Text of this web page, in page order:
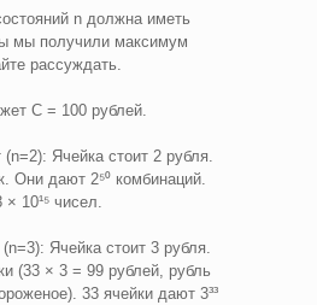
n должна иметь
мы получили максимум
рассуждать.
С = 100 рублей.
Ячейка стоит 2 рубля.
Они дают 2⁵⁰ комбинаций.
10¹⁵ чисел.
Ячейка стоит 3 рубля.
(33 × 3 = 99 рублей, рубль
33 ячейки дают 3³³